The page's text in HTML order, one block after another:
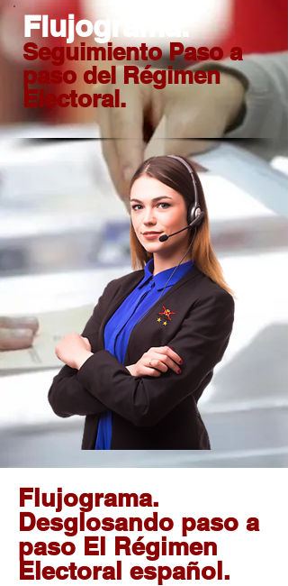
Flujograma.
Seguimiento Paso a
paso del Régimen
Electoral.
Flujograma.
Desglosando paso a
paso El Régimen
Electoral español.